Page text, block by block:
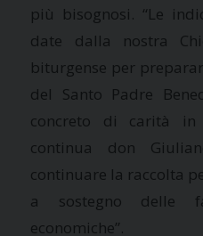
più bisognosi. “Le
date dalla nostra
biturgense per
del Santo Padre
concreto di carità in
continua don
continuare la raccolta
a sostegno delle
economiche”.